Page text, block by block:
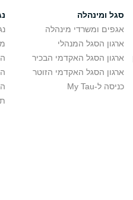
סגל ומינהלה
אגפים ומשרדי מינהלה
ארגון הסגל המנהלי
ארגון הסגל האקדמי הבכיר
ארגון הסגל האקדמי הזוטר
כניסה ל-My Tau